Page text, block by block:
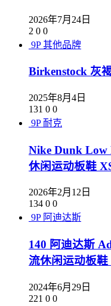
2026年7月24日
2 0 0
9P 其他品牌
Birkenstock 灰
2025年8月4日
131 0 0
9P 耐克
Nike Dunk Low
休闲运动板鞋
2026年2月12日
134 0 0
9P 阿迪达斯
140 阿迪达斯
流休闲运动板鞋
2024年6月29日
221 0 0